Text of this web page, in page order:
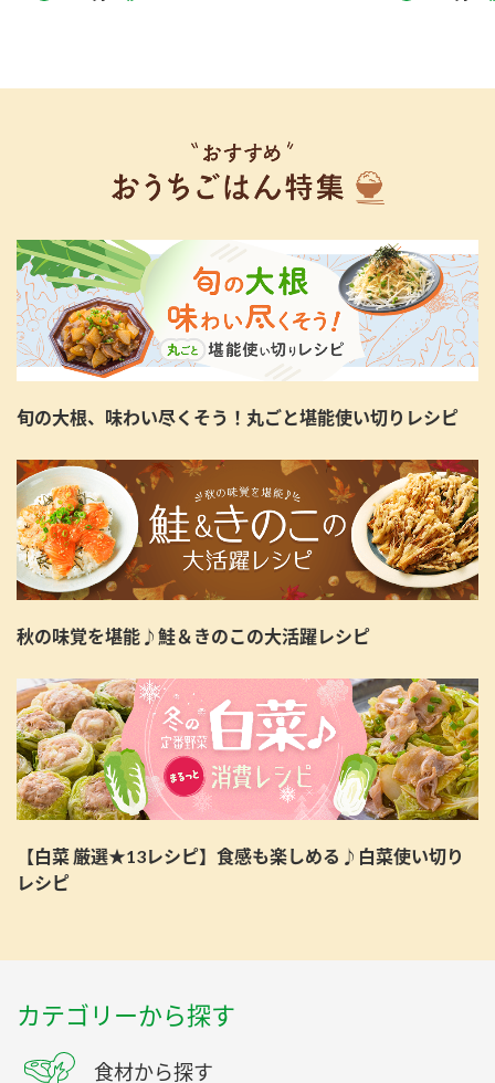
旬の大根、味わい尽くそう！丸ごと堪能使い切りレシピ
秋の味覚を堪能♪鮭＆きのこの大活躍レシピ
【白菜 厳選★13レシピ】食感も楽しめる♪白菜使い切り
レシピ
カテゴリーから探す
食材から探す